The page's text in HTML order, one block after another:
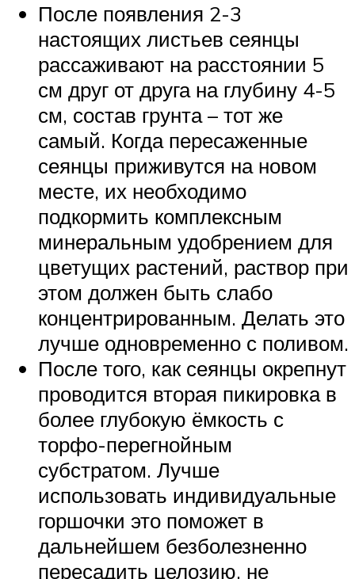
После появления 2-3
настоящих листьев сеянцы
рассаживают на расстоянии 5
см друг от друга на глубину 4-5
см, состав грунта – тот же
самый. Когда пересаженные
сеянцы приживутся на новом
месте, их необходимо
подкормить комплексным
минеральным удобрением для
цветущих растений, раствор при
этом должен быть слабо
концентрированным. Делать это
лучше одновременно с поливом.
После того, как сеянцы окрепнут
проводится вторая пикировка в
более глубокую ёмкость с
торфо-перегнойным
субстратом. Лучше
использовать индивидуальные
горшочки это поможет в
дальнейшем безболезненно
пересадить целозию, не